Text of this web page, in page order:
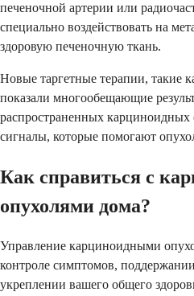
печеночной артерии или
специально воздействовать на
здоровую печеночную ткань.
Новые таргетные терапии, такие
показали многообещающие
распространенных карциноидных
сигналы, которые помогают
Как справиться с
опухолями дома?
Управление карциноидными
контроле симптомов,
укреплении вашего общего